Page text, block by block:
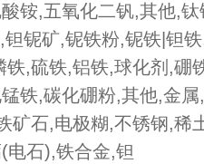
铵,五氧化二钒,其他,
铌矿,铌铁粉,铌铁|钽
铁,硫铁,铝铁,球化剂,硼
铁,碳化硼粉,其他,金
矿石,电极糊,不锈钢,稀
电石),铁合金,钽